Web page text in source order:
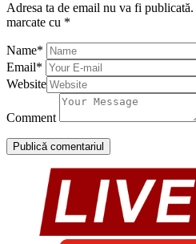
Adresa ta de email nu va fi publicată.
marcate cu *
Name*
Email*
Website
Comment